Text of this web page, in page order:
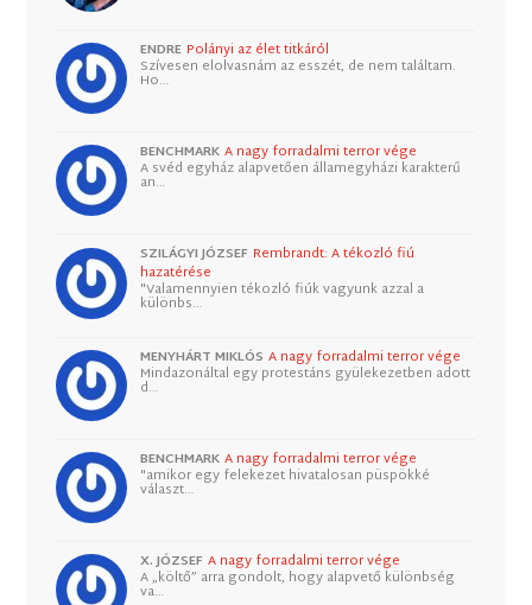
ENDRE Polányi az élet titkáról
Szívesen elolvasnám az esszét, de nem találtam.
Ho…
BENCHMARK A nagy forradalmi terror vége
A svéd egyház alapvetően államegyházi karakterű
an…
SZILÁGYI JÓZSEF Rembrandt: A tékozló fiú
hazatérése
"Valamennyien tékozló fiúk vagyunk azzal a
különbs…
MENYHÁRT MIKLÓS A nagy forradalmi terror vége
Mindazonáltal egy protestáns gyülekezetben adott
d…
BENCHMARK A nagy forradalmi terror vége
"amikor egy felekezet hivatalosan püspökké
választ…
X. JÓZSEF A nagy forradalmi terror vége
A „költő” arra gondolt, hogy alapvető különbség
va…